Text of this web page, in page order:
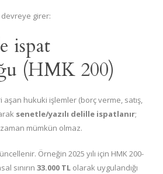
girer:
ispat
(HMK 200)
hukuki işlemler (borç verme, satış,
senetle/yazılı delille ispatlanır;
mümkün olmaz.
Örneğin 2025 yılı için HMK 200-
sınırın 33.000 TL olarak uygulandığı